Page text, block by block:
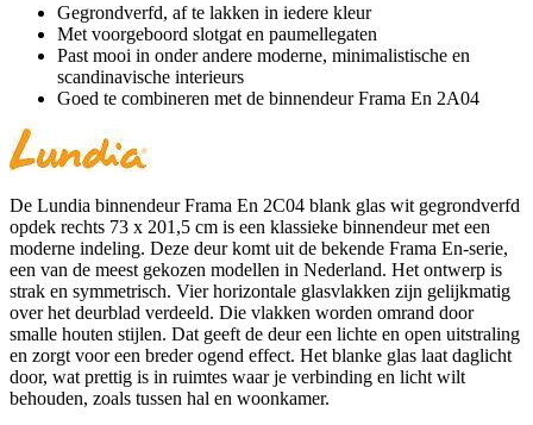
Gegrondverfd, af te lakken in iedere kleur
Met voorgeboord slotgat en paumellegaten
Past mooi in onder andere moderne, minimalistische en
scandinavische interieurs
Goed te combineren met de binnendeur Frama En 2A04
De Lundia binnendeur Frama En 2C04 blank glas wit gegrondverfd
opdek rechts 73 x 201,5 cm is een klassieke binnendeur met een
moderne indeling. Deze deur komt uit de bekende Frama En-serie,
een van de meest gekozen modellen in Nederland. Het ontwerp is
strak en symmetrisch. Vier horizontale glasvlakken zijn gelijkmatig
over het deurblad verdeeld. Die vlakken worden omrand door
smalle houten stijlen. Dat geeft de deur een lichte en open uitstraling
en zorgt voor een breder ogend effect. Het blanke glas laat daglicht
door, wat prettig is in ruimtes waar je verbinding en licht wilt
behouden, zoals tussen hal en woonkamer.